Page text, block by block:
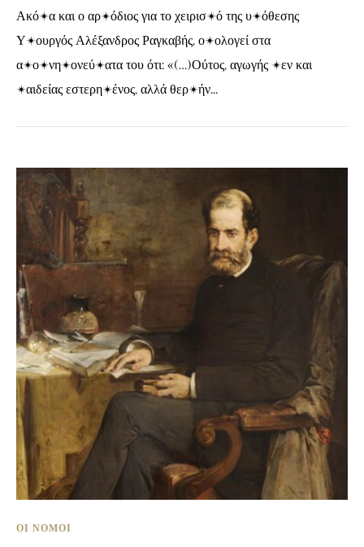
Ακόμα και ο αρμόδιος για το χειρισμό της υπόθεσης
Υπουργός Αλέξανδρος Ραγκαβής, ομολογεί στα
απομνημονεύματα του ότι: «(…)Ούτος, αγωγής μεν και
παιδείας εστερημένος, αλλά θερμήν...
ΟΙ ΝΌΜΟΙ